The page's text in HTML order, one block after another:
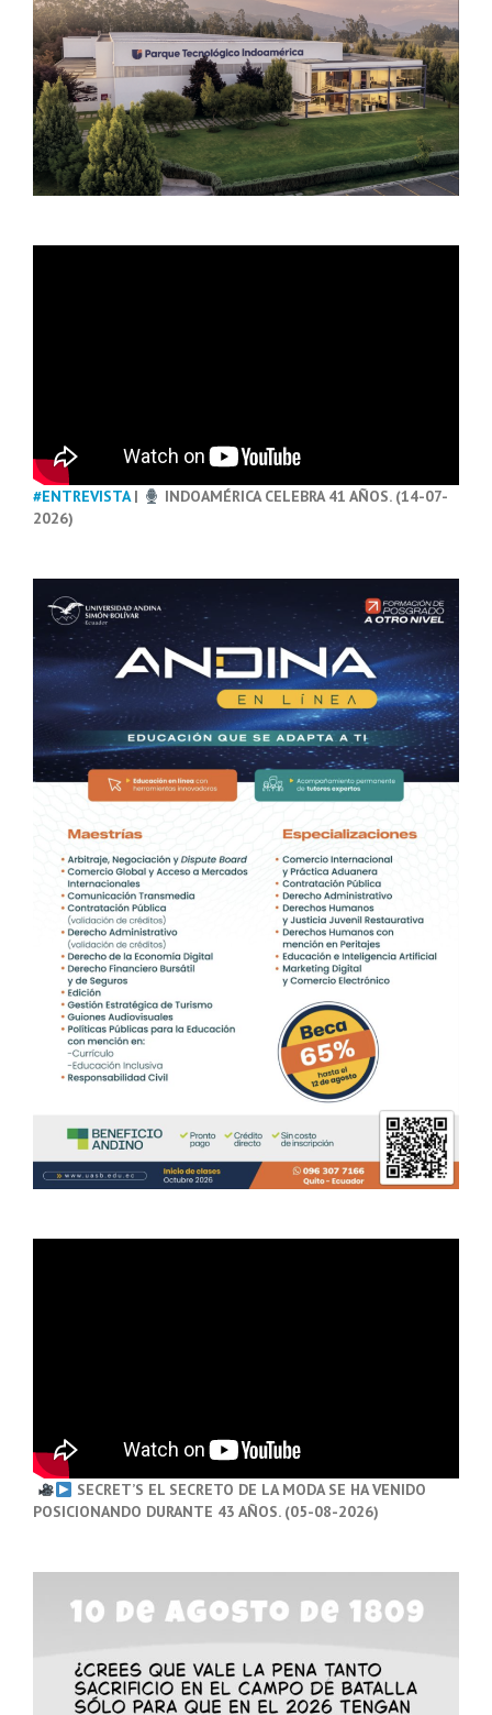
#ENTREVISTA|
INDOAMÉRICA CELEBRA 41 AÑOS. (14-07-
2026)
SECRET’S EL SECRETO DE LA MODA SE HA VENIDO
POSICIONANDO DURANTE 43 AÑOS. (05-08-2026)